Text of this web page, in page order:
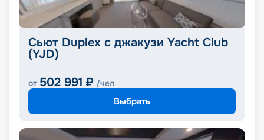
Сьют Duplex с джакузи Yacht Club
(YJD)
от 502 991 ₽ /чел
Выбрать